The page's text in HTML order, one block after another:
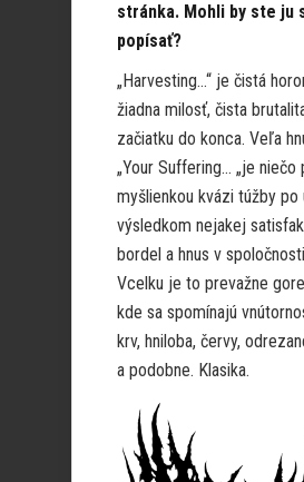
stránka. Mohli by ste ju
popísať?
„Harvesting…“ je čistá
žiadna milosť, čista
začiatku do konca. Veľa
„Your Suffering… „je niečo
myšlienkou kvázi túžby po
výsledkom nejakej
bordel a hnus v
Vcelku je to prevažne
kde sa spomínajú
krv, hniloba, červy,
a podobne. Klasika.